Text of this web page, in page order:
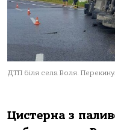
ДТП біля села Воля.
Цистерна з